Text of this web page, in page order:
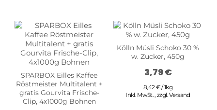
SPARBOX Eilles Kaffee
Röstmeister Multitalent +
gratis Gourvita Frische-
Clip, 4x1000g Bohnen
Kölln Müsli Schoko 30 %
w. Zucker, 450g
3,79 €
8,42 € / 1kg
Inkl. MwSt. ,zzgl.Versand